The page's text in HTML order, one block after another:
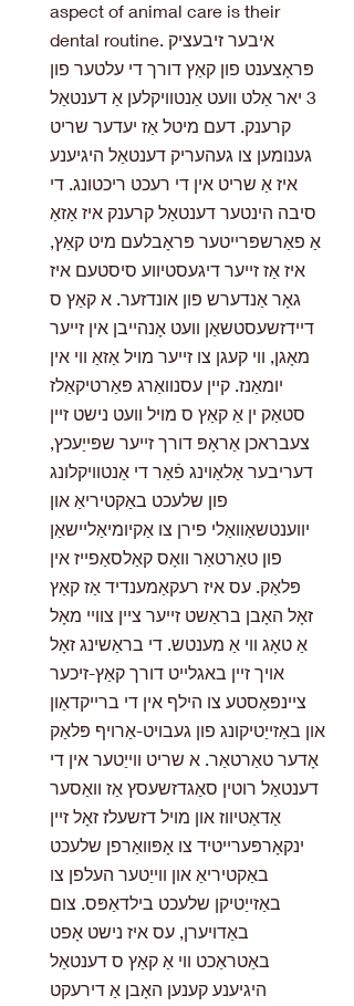
aspect of animal care is their
dental routine. איבער זיבעציק
פּראָצענט פון קאַץ דורך די עלטער פון
3 יאר אַלט וועט אַנטוויקלען אַ דענטאַל
קרענק. דעם מיטל אַז יעדער שריט
גענומען צו געהעריק דענטאַל היגיענע
איז אַ שריט אין די רעכט ריכטונג. די
סיבה הינטער דענטאַל קרענק איז אַזאַ
אַ פאַרשפּרייטער פּראָבלעם מיט קאַץ,
איז אַז זייער דיגעסטיווע סיסטעם איז
גאָר אַנדערש פון אונדזער. א קאַץ ס
דיידזשעסטשאַן וועט אָנהייבן אין זייער
מאָגן, ווי קעגן צו זייער מויל אַזאַ ווי אין
יומאַנז. קיין עסנוואַרג פּאַרטיקאַלז
סטאַק ין אַ קאַץ ס מויל וועט נישט זיין
צעבראכן אַראָפּ דורך זייער שפּייַעכץ,
דעריבער אַלאַוינג פֿאַר די אַנטוויקלונג
פון שלעכט באַקטיריאַ און
יווענטשאַוואַלי פירן צו אַקיומיאַליישאַן
פון טאַרטאַר וואָס קאַלסאַפייז אין
פּלאַק. עס איז רעקאַמענדיד אַז קאַץ
זאָל האָבן בראַשט זייער ציין צוויי מאָל
אַ טאָג ווי אַ מענטש. די בראַשינג זאָל
אויך זיין באגלייט דורך קאַץ-זיכער
ציינפּאַסטע צו הילף אין די ברייקדאַון
און באַזייַטיקונג פון געבויט-אַרויף פּלאַק
אָדער טאַרטאַר. א שריט ווייַטער אין די
דענטאַל רוטין סאַגדזשעסץ אַז וואַסער
אַדאַטיווז און מויל דזשעלז זאָל זיין
ינקאָרפּערייטיד צו אָפּוואַרפן שלעכט
באַקטיריאַ און ווייַטער העלפן צו
באַזייַטיקן שלעכט בילדאַפּס. צום
באַדויערן, עס איז נישט אָפט
באַטראַכט ווי אַ קאַץ ס דענטאַל
היגיענע קענען האָבן אַ דירעקט